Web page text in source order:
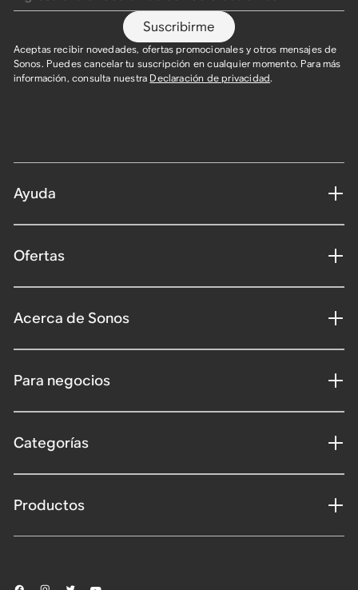
Suscribirme
Aceptas recibir novedades, ofertas promocionales y otros mensajes de
Sonos. Puedes cancelar tu suscripción en cualquier momento. Para más
información, consulta nuestra Declaración de privacidad.
Ayuda
Ofertas
Acerca de Sonos
Para negocios
Categorías
Productos